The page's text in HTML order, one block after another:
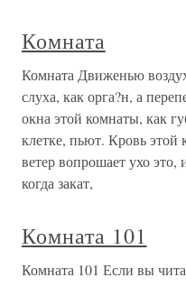
Комната
Комната Движенью
слуха, как орга?н, а
окна этой комнаты, как
клетке, пьют. Кровь
ветер вопрошает ухо
когда закат,
Комната 101
Комната 101 Если вы